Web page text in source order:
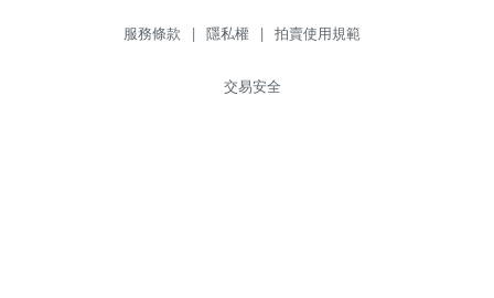
服務條款 | 隱私權 | 拍賣使用規範
交易安全